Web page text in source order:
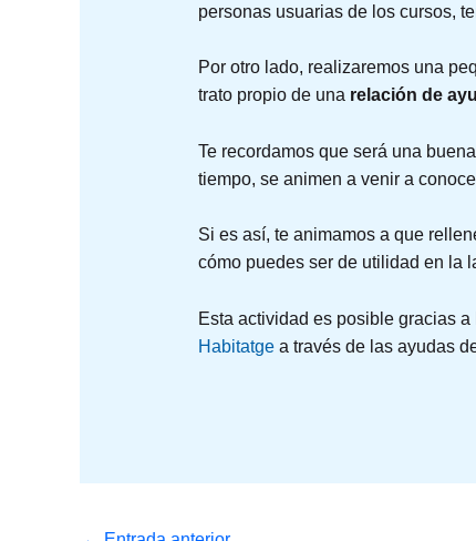
personas usuarias de los cursos,
Por otro lado, realizaremos una
trato propio de una relación de
Te recordamos que será una
tiempo, se animen a venir a
Si es así, te animamos a que
cómo puedes ser de utilidad en la
Esta actividad es posible gracias
Habitatgea través de las ayudas